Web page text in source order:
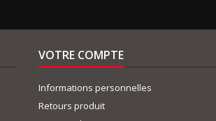
VOTRE COMPTE
Informations personnelles
Retours produit